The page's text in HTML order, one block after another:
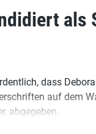
als
dass
auf dem
abgegeben.